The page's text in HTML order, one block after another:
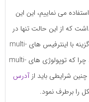
می نماییم، این این
که از این حالت تنها در
مسیر های point to point استفاده گردد. این گزینه با اینترفیس های multi-
و ATM کار نخواهد کرد چرا که توپولوژی های multi-
آدرس
را برطرف نمود.